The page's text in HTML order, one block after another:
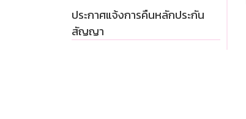
ประกาศแจ้งการคืนหลักประกัน
สัญญา